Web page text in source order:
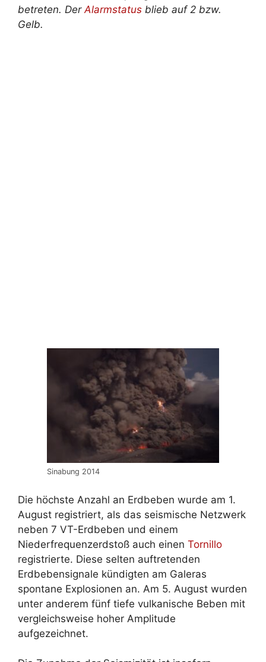
betreten. DerAlarmstatus blieb auf 2 bzw.
Gelb.
Sinabung 2014
Die höchste Anzahl an Erdbeben wurde am 1.
August registriert, als das seismische Netzwerk
neben 7 VT-Erdbeben und einem
Niederfrequenzerdstoß auch einen Tornillo
registrierte. Diese selten auftretenden
Erdbebensignale kündigten am Galeras
spontane Explosionen an. Am 5. August wurden
unter anderem fünf tiefe vulkanische Beben mit
vergleichsweise hoher Amplitude
aufgezeichnet.